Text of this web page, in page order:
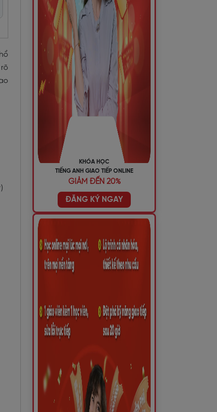
KHÓA HỌC
TIẾNG ANH GIAO TIẾP ONLINE
GIẢM ĐẾN 20%
ĐĂNG KÝ NGAY